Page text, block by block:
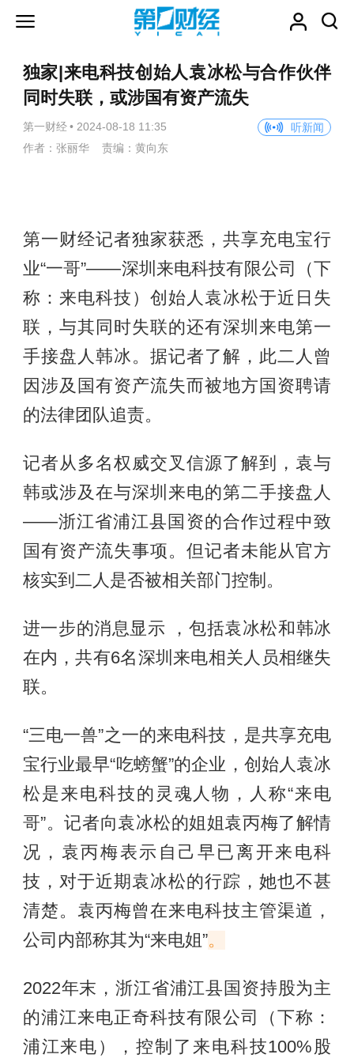
独家|来电科技创始人袁冰松与合作伙伴
同时失联，或涉国有资产流失
第一财经 • 2024-08-18 11:35
听新闻
作者：张丽华 责编：黄向东
第一财经记者独家获悉，共享充电宝行
业“一哥”——深圳来电科技有限公司（下
称：来电科技）创始人袁冰松于近日失
联，与其同时失联的还有深圳来电第一
手接盘人韩冰。据记者了解，此二人曾
因涉及国有资产流失而被地方 国资聘请
的法律团队追责。
记者从多名权威交叉信源了解到，袁与
韩或涉及在与深圳来电的第二手接盘人
——浙江省浦江县国资的合作过程中致
国有资产流失事项。但记者未能从官方
核实到二人是否被相关部门控制。
进一步的消息显示 ，包括袁冰松和韩冰
在内，共有6名深圳来电相关人员相继失
联。
“三电一兽”之一的来电科技，是共享充电
宝行业最早“吃螃蟹”的企业，创始人袁冰
松是来电科技的灵魂人物，人称“来电
哥”。记者向袁冰松的姐姐袁丙梅了解情
况，袁丙梅表示自己早已离开来电科
技，对于近期袁冰松的行踪，她也不甚
清楚。袁丙梅曾在来电科技主管渠道，
公司内部称其为“来电姐”。
2022年末，浙江省浦江县国资持股为主
的浦江来电正奇科技有限公司（下称：
浦江来电），控制了来电科技100%股